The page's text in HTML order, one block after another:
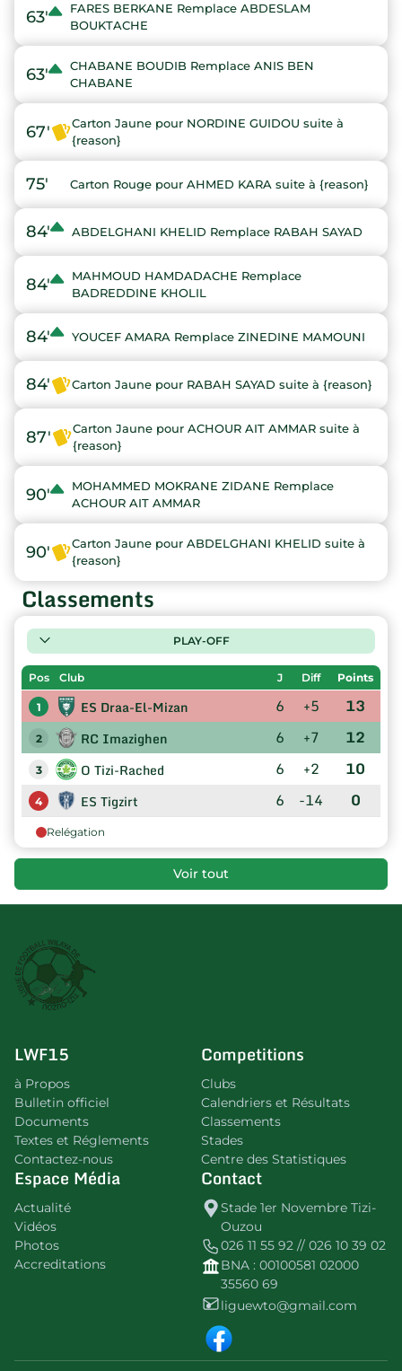
63'
FARES BERKANE Remplace ABDESLAM
BOUKTACHE
63'
CHABANE BOUDIB Remplace ANIS BEN
CHABANE
67'
Carton Jaune pour NORDINE GUIDOU suite à
{reason}
75' Carton Rouge pour AHMED KARA suite à {reason}
84' ABDELGHANI KHELID Remplace RABAH SAYAD
84'
MAHMOUD HAMDADACHE Remplace
BADREDDINE KHOLIL
84' YOUCEF AMARA Remplace ZINEDINE MAMOUNI
84' Carton Jaune pour RABAH SAYAD suite à {reason}
87'
Carton Jaune pour ACHOUR AIT AMMAR suite à
{reason}
90'
MOHAMMED MOKRANE ZIDANE Remplace
ACHOUR AIT AMMAR
90'
Carton Jaune pour ABDELGHANI KHELID suite à
{reason}
Classements
PLAY-OFF
Pos Club J Diff Points
1 ES Draa-El-Mizan 6 +5 13
2 RC Imazighen 6 +7 12
3 O Tizi-Rached 6 +2 10
4 ES Tigzirt 6 -14 0
Relégation
Voir tout
LWF15
à Propos
Bulletin officiel
Documents
Textes et Réglements
Contactez-nous
Competitions
Clubs
Calendriers et Résultats
Classements
Stades
Centre des Statistiques
Espace Média
Actualité
Vidéos
Photos
Accreditations
Contact
Stade 1er Novembre Tizi-
Ouzou
026 11 55 92 // 026 10 39 02
BNA : 00100581 02000
35560 69
liguewto@gmail.com